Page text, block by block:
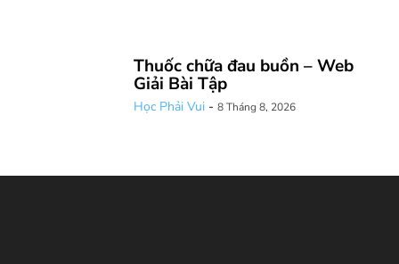
Thuốc chữa đau buồn – Web
Giải Bài Tập
Học Phải Vui - 8 Tháng 8, 2026